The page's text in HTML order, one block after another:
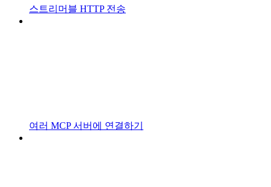
스트리머블 HTTP 전송
여러 MCP 서버에 연결하기